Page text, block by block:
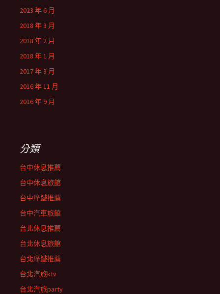
2023 年 6 月
2018 年 3 月
2018 年 2 月
2018 年 1 月
2017 年 3 月
2016 年 11 月
2016 年 9 月
分類
台中休息推薦
台中休息旅館
台中摩鐵推薦
台中汽車旅館
台北休息推薦
台北休息旅館
台北摩鐵推薦
台北汽旅ktv
台北汽旅party